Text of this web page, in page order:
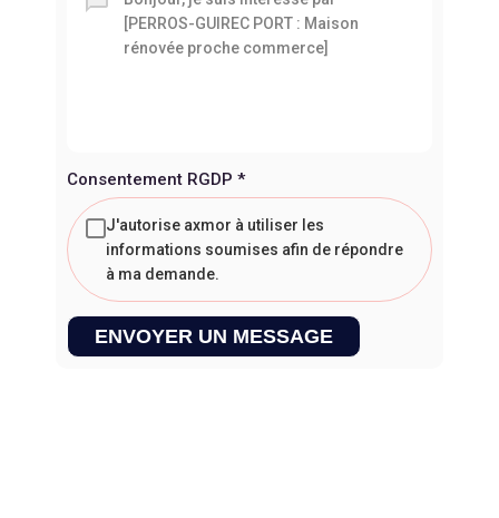
Consentement RGDP *
J'autorise axmor à utiliser les
informations soumises afin de répondre
à ma demande.
ENVOYER UN MESSAGE